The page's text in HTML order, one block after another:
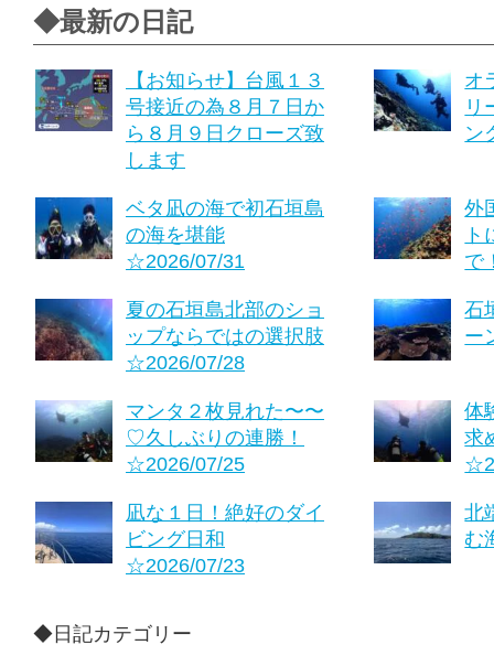
◆最新の日記
【お知らせ】台風１３
号接近の為８月７日か
ら８月９日クローズ致
します
オ
リ
ン
ベタ凪の海で初石垣島
の海を堪能
☆2026/07/31
外
ト
で
夏の石垣島北部のショ
ップならではの選択肢
☆2026/07/28
石
ー
マンタ２枚見れた〜〜
♡久しぶりの連勝！
☆2026/07/25
体
求
凪な１日！絶好のダイ
ビング日和
☆2026/07/23
北
む
◆日記カテゴリー